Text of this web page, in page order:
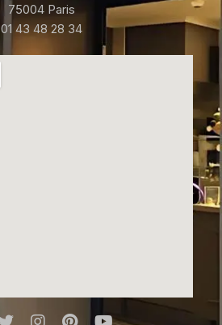
75004 Paris
01 43 48 28 34